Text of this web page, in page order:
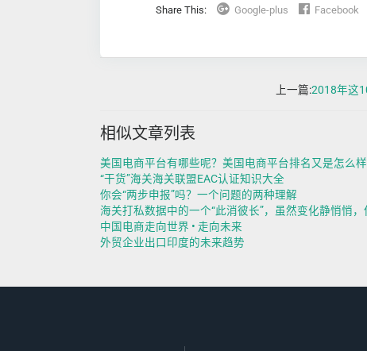
Share This: Google-plus Facebook
上一篇:2018年这
相似文章列表
美国电商平台有哪些呢？美国电商平台排名又是怎么样
“干货”海关海关联盟EAC认证知识大全
你会“两步申报”吗？一个问题的两种理解
海关打私数据中的一个“此消彼长”，虽然变化静悄悄
中国电商走向世界 • 走向未来
外贸企业出口印度的未来趋势